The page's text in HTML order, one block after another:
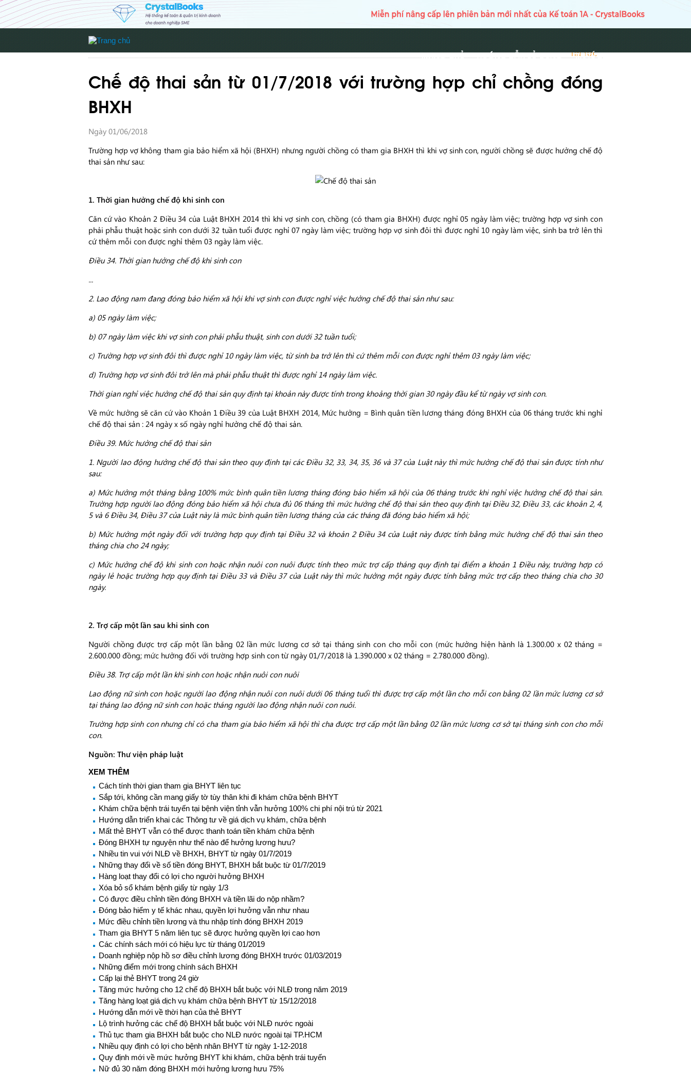
TRANG CHỦ HƯỚNG DẪN SỬ DỤNG TIN TỨC
TIN TỨC
Chế độ thai sản từ 01/7/2018 với trường hợp chỉ chồng đóng
BHXH
Ngày 01/06/2018
Trường hợp vợ không tham gia bảo hiểm xã hội (BHXH) nhưng người chồng có tham gia BHXH thì khi vợ sinh con, người chồng sẽ được hưởng chế độ
thai sản như sau:
1. Thời gian hưởng chế độ khi sinh con
Căn cứ vào Khoản 2 Điều 34 của Luật BHXH 2014 thì khi vợ sinh con, chồng (có tham gia BHXH) được nghỉ 05 ngày làm việc; trường hợp vợ sinh con
phải phẫu thuật hoặc sinh con dưới 32 tuần tuổi được nghỉ 07 ngày làm việc; trường hợp vợ sinh đôi thì được nghỉ 10 ngày làm việc, sinh ba trở lên thì
cứ thêm mỗi con được nghỉ thêm 03 ngày làm việc.
Điều 34. Thời gian hưởng chế độ khi sinh con
...
2. Lao động nam đang đóng bảo hiểm xã hội khi vợ sinh con được nghỉ việc hưởng chế độ thai sản như sau:
a) 05 ngày làm việc;
b) 07 ngày làm việc khi vợ sinh con phải phẫu thuật, sinh con dưới 32 tuần tuổi;
c) Trường hợp vợ sinh đôi thì được nghỉ 10 ngày làm việc, từ sinh ba trở lên thì cứ thêm mỗi con được nghỉ thêm 03 ngày làm việc;
d) Trường hợp vợ sinh đôi trở lên mà phải phẫu thuật thì được nghỉ 14 ngày làm việc.
Thời gian nghỉ việc hưởng chế độ thai sản quy định tại khoản này được tính trong khoảng thời gian 30 ngày đầu kể từ ngày vợ sinh con.
Về mức hưởng sẽ căn cứ vào Khoản 1 Điều 39 của Luật BHXH 2014, Mức hưởng = Bình quân tiền lương tháng đóng BHXH của 06 tháng trước khi nghỉ
chế độ thai sản : 24 ngày x số ngày nghỉ hưởng chế độ thai sản.
Điều 39. Mức hưởng chế độ thai sản
1. Người lao động hưởng chế độ thai sản theo quy định tại các Điều 32, 33, 34, 35, 36 và 37 của Luật này thì mức hưởng chế độ thai sản được tính như
sau:
a) Mức hưởng một tháng bằng 100% mức bình quân tiền lương tháng đóng bảo hiểm xã hội của 06 tháng trước khi nghỉ việc hưởng chế độ thai sản.
Trường hợp người lao động đóng bảo hiểm xã hội chưa đủ 06 tháng thì mức hưởng chế độ thai sản theo quy định tại Điều 32, Điều 33, các khoản 2, 4,
5 và 6 Điều 34, Điều 37 của Luật này là mức bình quân tiền lương tháng của các tháng đã đóng bảo hiểm xã hội;
b) Mức hưởng một ngày đối với trường hợp quy định tại Điều 32 và khoản 2 Điều 34 của Luật này được tính bằng mức hưởng chế độ thai sản theo
tháng chia cho 24 ngày;
c) Mức hưởng chế độ khi sinh con hoặc nhận nuôi con nuôi được tính theo mức trợ cấp tháng quy định tại điểm a khoản 1 Điều này, trường hợp có
ngày lẻ hoặc trường hợp quy định tại Điều 33 và Điều 37 của Luật này thì mức hưởng một ngày được tính bằng mức trợ cấp theo tháng chia cho 30
ngày.
2. Trợ cấp một lần sau khi sinh con
Người chồng được trợ cấp một lần bằng 02 lần mức lương cơ sở tại tháng sinh con cho mỗi con (mức hưởng hiện hành là 1.300.00 x 02 tháng =
2.600.000 đồng; mức hưởng đối với trường hợp sinh con từ ngày 01/7/2018 là 1.390.000 x 02 tháng = 2.780.000 đồng).
Điều 38. Trợ cấp một lần khi sinh con hoặc nhận nuôi con nuôi
Lao động nữ sinh con hoặc người lao động nhận nuôi con nuôi dưới 06 tháng tuổi thì được trợ cấp một lần cho mỗi con bằng 02 lần mức lương cơ sở
tại tháng lao động nữ sinh con hoặc tháng người lao động nhận nuôi con nuôi.
Trường hợp sinh con nhưng chỉ có cha tham gia bảo hiểm xã hội thì cha được trợ cấp một lần bằng 02 lần mức lương cơ sở tại tháng sinh con cho mỗi
con.
Nguồn: Thư viện pháp luật
XEM THÊM
Cách tính thời gian tham gia BHYT liên tục
Sắp tới, không cần mang giấy tờ tùy thân khi đi khám chữa bệnh BHYT
Khám chữa bệnh trái tuyến tại bệnh viện tỉnh vẫn hưởng 100% chi phí nội trú từ 2021
Hướng dẫn triển khai các Thông tư về giá dịch vụ khám, chữa bệnh
Mất thẻ BHYT vẫn có thể được thanh toán tiền khám chữa bệnh
Đóng BHXH tự nguyện như thế nào để hưởng lương hưu?
Nhiều tin vui với NLĐ về BHXH, BHYT từ ngày 01/7/2019
Những thay đổi về số tiền đóng BHYT, BHXH bắt buộc từ 01/7/2019
Hàng loạt thay đổi có lợi cho người hưởng BHXH
Xóa bỏ sổ khám bệnh giấy từ ngày 1/3
Có được điều chỉnh tiền đóng BHXH và tiền lãi do nộp nhầm?
Đóng bảo hiểm y tế khác nhau, quyền lợi hưởng vẫn như nhau
Mức điều chỉnh tiền lương và thu nhập tính đóng BHXH 2019
Tham gia BHYT 5 năm liên tục sẽ được hưởng quyền lợi cao hơn
Các chính sách mới có hiệu lực từ tháng 01/2019
Doanh nghiệp nộp hồ sơ điều chỉnh lương đóng BHXH trước 01/03/2019
Những điểm mới trong chính sách BHXH
Cấp lại thẻ BHYT trong 24 giờ
Tăng mức hưởng cho 12 chế độ BHXH bắt buộc với NLĐ trong năm 2019
Tăng hàng loạt giá dịch vụ khám chữa bệnh BHYT từ 15/12/2018
Hướng dẫn mới về thời hạn của thẻ BHYT
Lộ trình hưởng các chế độ BHXH bắt buộc với NLĐ nước ngoài
Thủ tục tham gia BHXH bắt buộc cho NLĐ nước ngoài tại TP.HCM
Nhiều quy định có lợi cho bệnh nhân BHYT từ ngày 1-12-2018
Quy định mới về mức hưởng BHYT khi khám, chữa bệnh trái tuyến
Nữ đủ 30 năm đóng BHXH mới hưởng lương hưu 75%